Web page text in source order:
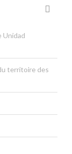
Unidad
territoire des